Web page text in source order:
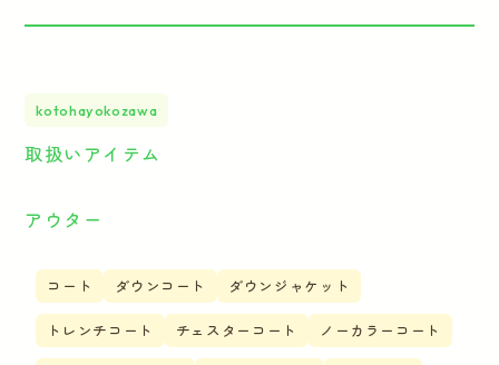
kotohayokozawa
取扱いアイテム
アウター
コート ダウンコート ダウンジャケット
トレンチコート チェスターコート ノーカラーコート